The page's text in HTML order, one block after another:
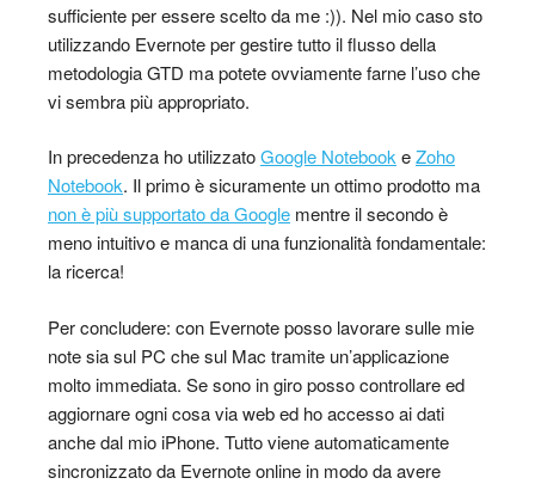
sufficiente per essere scelto da me :)). Nel mio caso sto
utilizzando Evernote per gestire tutto il flusso della
metodologia GTD ma potete ovviamente farne l’uso che
vi sembra più appropriato.
In precedenza ho utilizzatoGoogle Notebook eZoho
Notebook. Il primo è sicuramente un ottimo prodotto ma
non è più supportato da Google mentre il secondo è
meno intuitivo e manca di una funzionalità fondamentale:
la ricerca!
Per concludere: con Evernote posso lavorare sulle mie
note sia sul PC che sul Mac tramite un’applicazione
molto immediata. Se sono in giro posso controllare ed
aggiornare ogni cosa via web ed ho accesso ai dati
anche dal mio iPhone. Tutto viene automaticamente
sincronizzato da Evernote online in modo da avere